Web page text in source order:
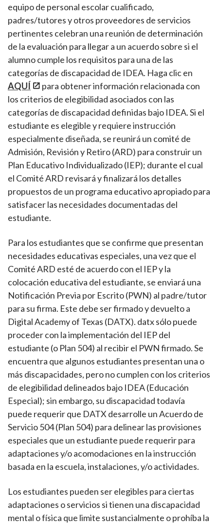
equipo de personal escolar cualificado,
padres/tutores y otros proveedores de servicios
pertinentes celebran una reunión de determinación
de la evaluación para llegar a un acuerdo sobre si el
alumno cumple los requisitos para una de las
categorías de discapacidad de IDEA. Haga clic en
AQUÍ
para obtener información relacionada con
los criterios de elegibilidad asociados con las
categorías de discapacidad definidas bajo IDEA. Si el
estudiante es elegible y requiere instrucción
especialmente diseñada, se reunirá un comité de
Admisión, Revisión y Retiro (ARD) para construir un
Plan Educativo Individualizado (IEP); durante el cual
el Comité ARD revisará y finalizará los detalles
propuestos de un programa educativo apropiado para
satisfacer las necesidades documentadas del
estudiante.
Para los estudiantes que se confirme que presentan
necesidades educativas especiales, una vez que el
Comité ARD esté de acuerdo con el IEP y la
colocación educativa del estudiante, se enviará una
Notificación Previa por Escrito (PWN) al padre/tutor
para su firma. Este debe ser firmado y devuelto a
Digital Academy of Texas (DATX). datx sólo puede
proceder con la implementación del IEP del
estudiante (o Plan 504) al recibir el PWN firmado. Se
encuentra que algunos estudiantes presentan una o
más discapacidades, pero no cumplen con los criterios
de elegibilidad delineados bajo IDEA (Educación
Especial); sin embargo, su discapacidad todavía
puede requerir que DATX desarrolle un Acuerdo de
Servicio 504 (Plan 504) para delinear las provisiones
especiales que un estudiante puede requerir para
adaptaciones y/o acomodaciones en la instrucción
basada en la escuela, instalaciones, y/o actividades.
Los estudiantes pueden ser elegibles para ciertas
adaptaciones o servicios si tienen una discapacidad
mental o física que limite sustancialmente o prohíba la